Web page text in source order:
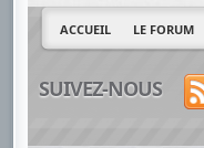
ACCUEIL LE FORUM
SUIVEZ-NOUS